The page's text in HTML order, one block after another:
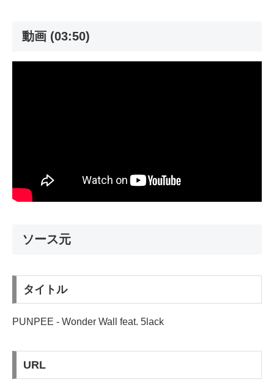
動画 (03:50)
ソース元
タイトル
PUNPEE - Wonder Wall feat. 5lack
URL